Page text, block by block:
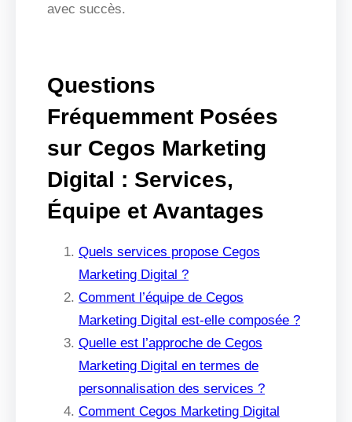
avec succès.
Questions
Fréquemment Posées
sur Cegos Marketing
Digital : Services,
Équipe et Avantages
Quels services propose Cegos
Marketing Digital ?
Comment l’équipe de Cegos
Marketing Digital est-elle composée ?
Quelle est l’approche de Cegos
Marketing Digital en termes de
personnalisation des services ?
Comment Cegos Marketing Digital